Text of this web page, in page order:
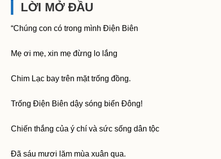
LỜI MỞ ĐẦU
“Chúng con có trong mình Điện Biên
Mẹ ơi mẹ, xin mẹ đừng lo lắng
Chim Lạc bay trên mặt trống đồng.
Trống Điện Biên dậy sóng biển Đông!
Chiến thắng của ý chí và sức sống dân tộc
Đã sáu mươi lăm mùa xuân qua.